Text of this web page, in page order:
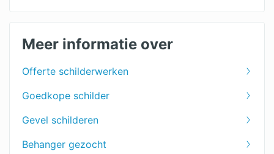
Woonkamer schilderen
Plafond schilderen
Deuren schilderen
Ramen schilderen
Dakkapel schilderen
Meer informatie over
Offerte schilderwerken
Goedkope schilder
Gevel schilderen
Behanger gezocht